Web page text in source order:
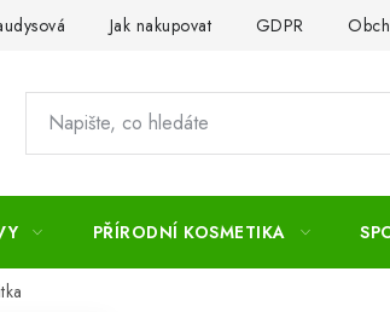
Jak nakupovat GDPR
PŘÍRODNÍ KOSMETIKA